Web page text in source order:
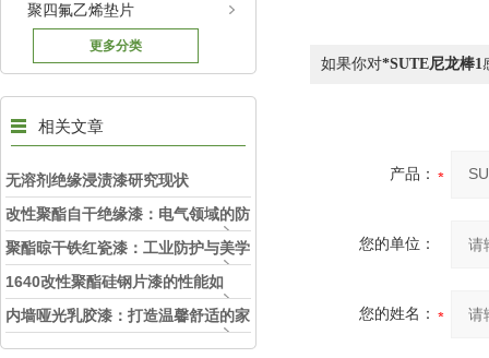
聚四氟乙烯垫片
更多分类
相关文章
无溶剂绝缘浸渍漆研究现状
改性聚酯自干绝缘漆：电气领域的防
护精灵
聚酯晾干铁红瓷漆：工业防护与美学
的融合
1640改性聚酯硅钢片漆的性能如
何？
内墙哑光乳胶漆：打造温馨舒适的家
居环境
如果你对*SUTE尼龙棒1
产品：
您的单位：
您的姓名：